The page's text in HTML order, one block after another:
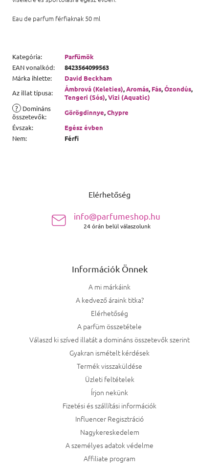
Eau de parfum férfiaknak 50 ml
Kategória:
Parfümök
EAN vonalkód:
8423564099563
Márka ihlette:
David Beckham
Az illat típusa: Ámbrová (Keleties),Aromás, Fás,Ózondús,
Tengeri (Sós),Vizi (Aquatic)
? Domináns
összetevők:
Görögdinnye,Chypre
Évszak:
Egész évben
Nem: Férfi
Elérhetőség
info@parfumeshop.hu
24 órán belül válaszolunk
Információk Önnek
A mi márkáink
A kedvező áraink titka?
Elérhetőség
A parfüm összetétele
Válaszd ki szíved illatát a domináns összetevők szerint
Gyakran ismételt kérdések
Termék visszaküldése
Üzleti feltételek
Írjon nekünk
Fizetési és szállítási információk
Influencer Regisztráció
Nagykereskedelem
A személyes adatok védelme
Affiliate program